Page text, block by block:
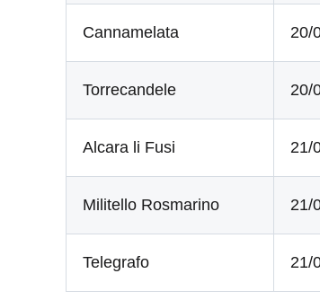
Cannamelata 20/
Torrecandele 20/
Alcara li Fusi 21/
Militello Rosmarino 21/
Telegrafo 21/